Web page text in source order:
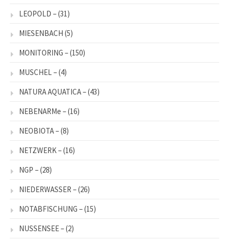
LEOPOLD –(31)
MIESENBACH (5)
MONITORING –(150)
MUSCHEL –(4)
NATURA AQUATICA –(43)
NEBENARMe –(16)
NEOBIOTA –(8)
NETZWERK –(16)
NGP –(28)
NIEDERWASSER –(26)
NOTABFISCHUNG –(15)
NUSSENSEE –(2)